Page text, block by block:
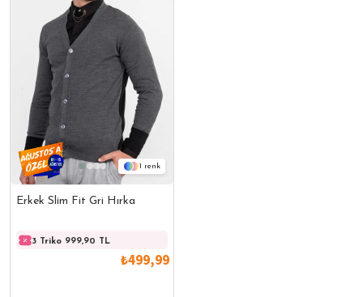
1
Erkek Slim Fit Gri Hırka
3 Triko 999,90 TL
₺499,99